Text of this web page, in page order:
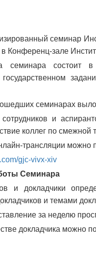
семинар
Конференц-зале
семинара состоит
семинарах
сотрудников и
коллег по смежной
трансляции можно
gjc-vivx-xiv
Семинара
и докладчики
и темами
за неделю
докладчика можно